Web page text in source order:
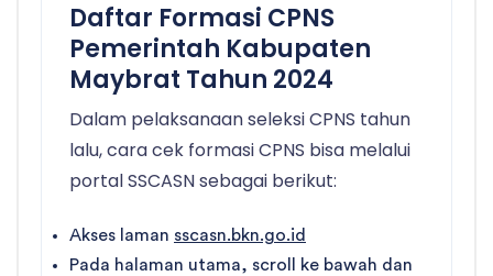
Daftar Formasi CPNS
Pemerintah Kabupaten
Maybrat Tahun 2024
Dalam pelaksanaan seleksi CPNS tahun
lalu, cara cek formasi CPNS bisa melalui
portal SSCASN sebagai berikut:
Akses laman sscasn.bkn.go.id
Pada halaman utama, scroll ke bawah dan